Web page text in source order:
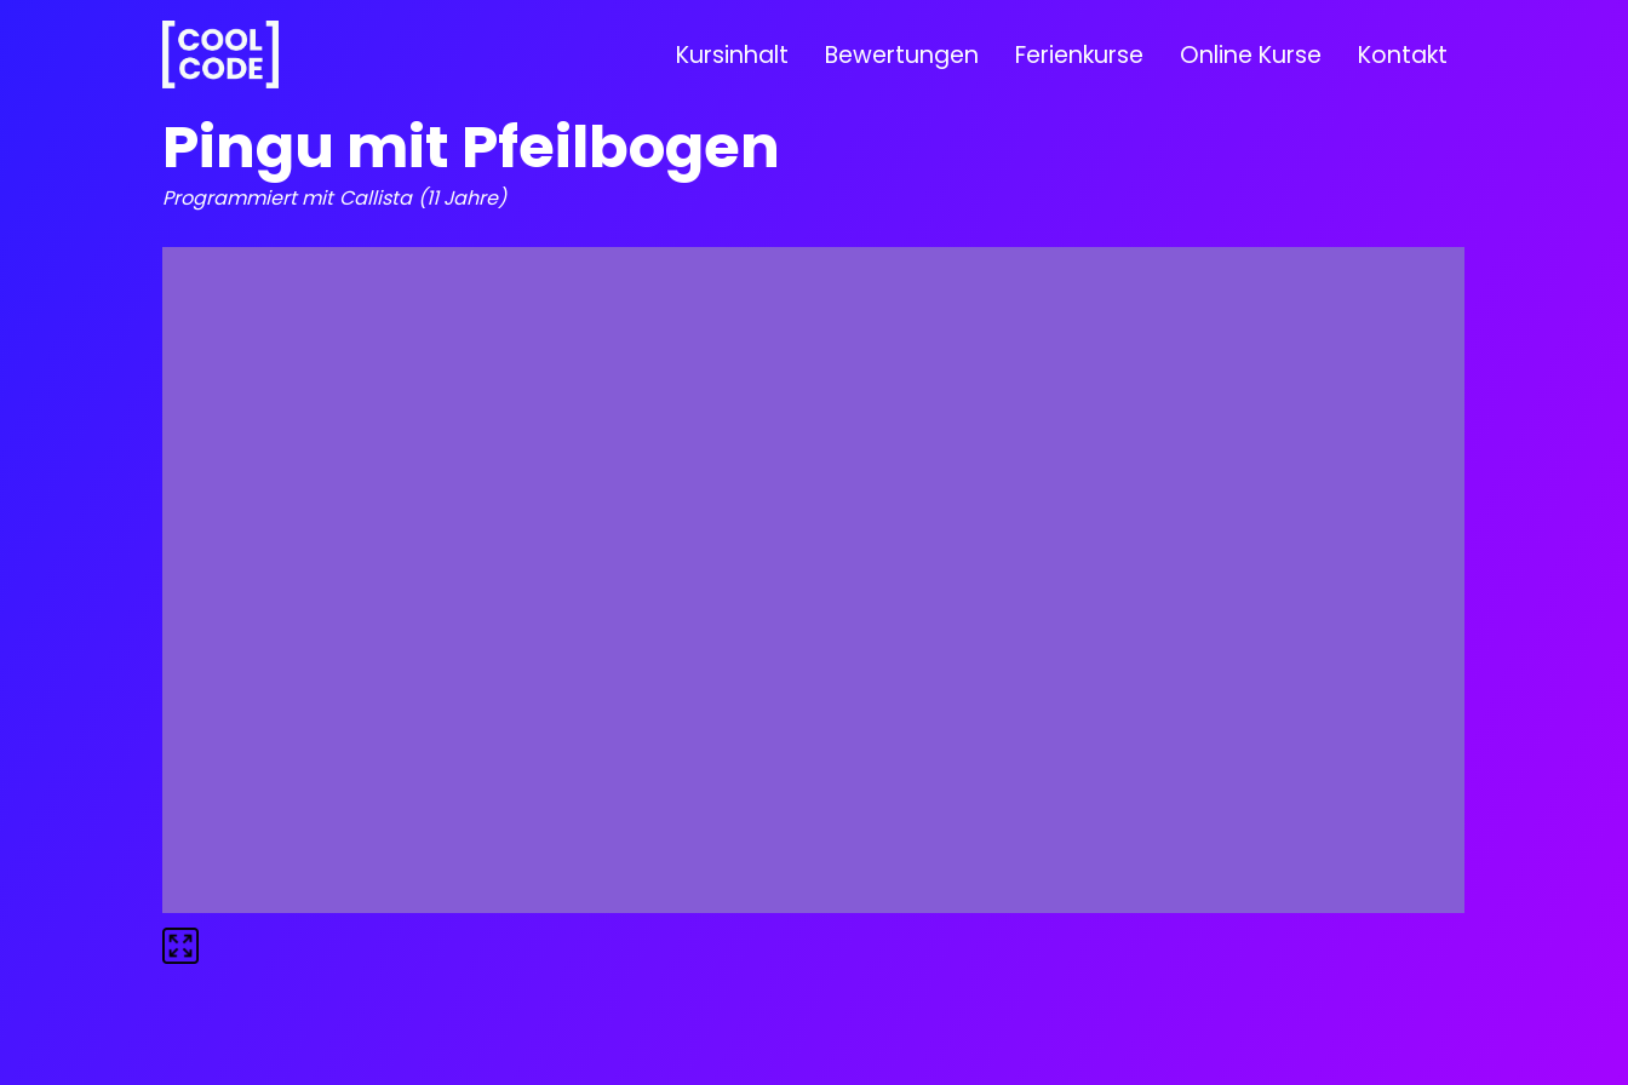
Pingu mit Pfeilbogen
Programmiert mit Callista (11 Jahre)
Kursinhalt Bewertungen Ferienkurse Online Kurse Kontakt